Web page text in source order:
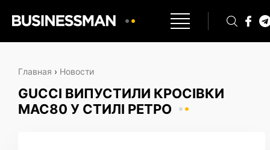
Главная › Новости
GUCCI ВИПУСТИЛИ КРОСІВКИ
MAC80 У СТИЛІ РЕТРО